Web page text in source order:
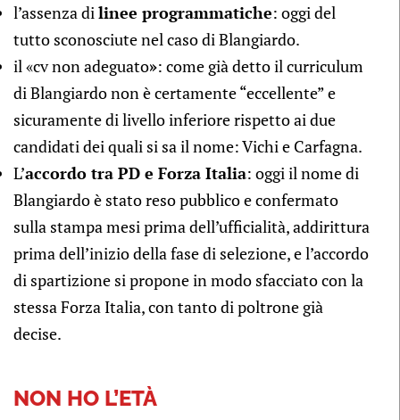
l’assenza di linee programmatiche: oggi del
tutto sconosciute nel caso di Blangiardo.
il «cv non adeguato»: come già detto il curriculum
di Blangiardo non è certamente “eccellente” e
sicuramente di livello inferiore rispetto ai due
candidati dei quali si sa il nome: Vichi e Carfagna.
L’accordo tra PD e Forza Italia: oggi il nome di
Blangiardo è stato reso pubblico e confermato
sulla stampa mesi prima dell’ufficialità, addirittura
prima dell’inizio della fase di selezione, e l’accordo
di spartizione si propone in modo sfacciato con la
stessa Forza Italia, con tanto di poltrone già
decise.
NON HO L’ETÀ